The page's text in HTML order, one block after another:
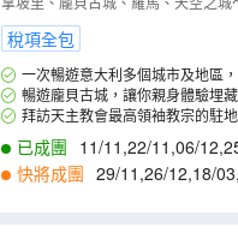
稅項全包
一次暢遊意大利多個城市及地區
暢遊龐貝古城，讓你親身體驗埋
拜訪天主教會最高領袖教宗的駐
已成團 11/11 ,22/11 ,06/12,
快將成團 29/11 ,26/12,18/03,